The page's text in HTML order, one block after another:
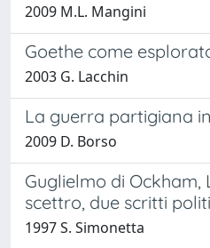
2009 M.L. Mangini
Goethe come
2003 G. Lacchin
La guerra partigiana
2009 D. Borso
Guglielmo di Ockham,
scettro, due scritti
1997 S. Simonetta